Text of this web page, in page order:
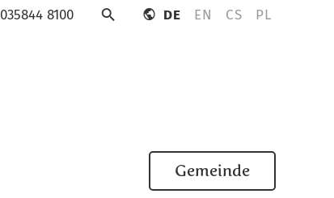
035844 8100 DE EN CS PL
Gemeinde